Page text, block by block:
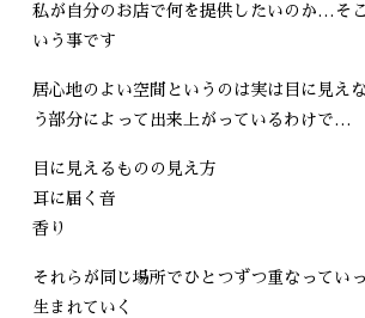
私が自分のお店で何を提供したいのか…そ
いう事です
居心地のよい空間というのは実は目に見え
う部分によって出来上がっているわけで…
目に見えるものの見え方
耳に届く音
香り
それらが同じ場所でひとつずつ重なってい
生まれていく